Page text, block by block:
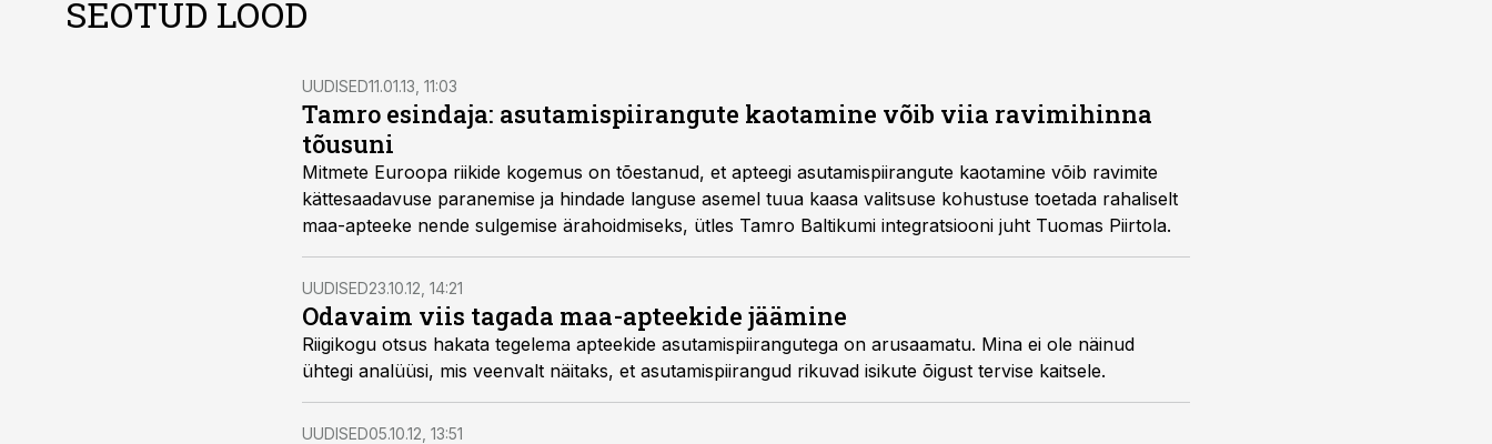
SEOTUD LOOD
UUDISED11.01.13, 11:03
Tamro esindaja: asutamispiirangute kaotamine võib viia ravimihinna
tõusuni
Mitmete Euroopa riikide kogemus on tõestanud, et apteegi asutamispiirangute kaotamine võib ravimite
kättesaadavuse paranemise ja hindade languse asemel tuua kaasa valitsuse kohustuse toetada rahaliselt
maa-apteeke nende sulgemise ärahoidmiseks, ütles Tamro Baltikumi integratsiooni juht Tuomas Piirtola.
UUDISED23.10.12, 14:21
Odavaim viis tagada maa-apteekide jäämine
Riigikogu otsus hakata tegelema apteekide asutamispiirangutega on arusaamatu. Mina ei ole näinud
ühtegi analüüsi, mis veenvalt näitaks, et asutamispiirangud rikuvad isikute õigust tervise kaitsele.
UUDISED05.10.12, 13:51